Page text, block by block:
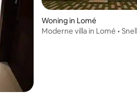
Woning in Lomé
Moderne villa in Lomé •